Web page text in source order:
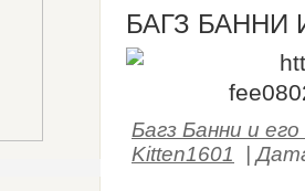
БАГЗ БАННИ
Багз Банни и его
Kitten1601
|